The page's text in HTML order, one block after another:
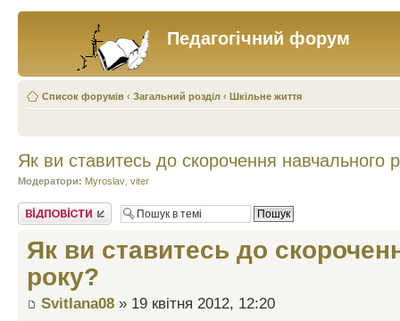
Педагогічний форум
Список форумів ‹ Загальний розділ ‹ Шкільне життя
Як ви ставитесь до скорочення навчального
Модератори: Myroslav viter
Відповісти
Як ви ставитесь до
року?
Svitlana08 » 19 квітня 2012, 12:20